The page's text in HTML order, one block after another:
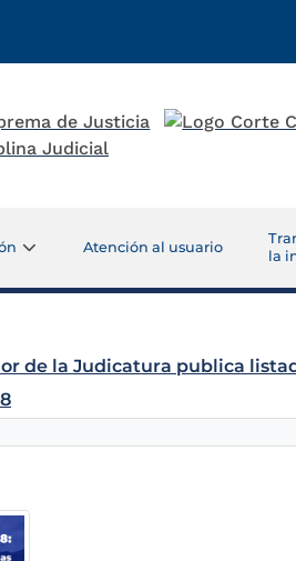
Atención al usuario
la
de la Judicatura publica